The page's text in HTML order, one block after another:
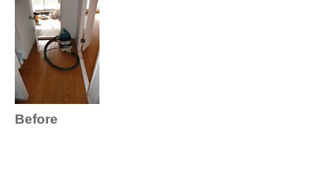
Before